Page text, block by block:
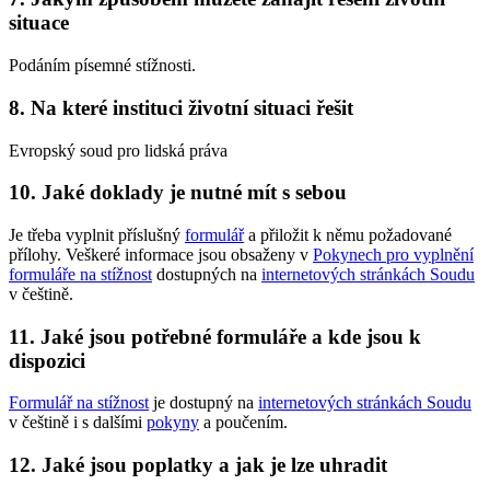
situace
Podáním písemné stížnosti.
8. Na které instituci životní situaci řešit
Evropský soud pro lidská práva
10. Jaké doklady je nutné mít s sebou
Je třeba vyplnit příslušný formulářa přiložit k němu požadované
přílohy. Veškeré informace jsou obsaženy v Pokynech pro vyplnění
formuláře na stížnost dostupných na internetových stránkách Soudu
v češtině.
11. Jaké jsou potřebné formuláře a kde jsou k
dispozici
Formulář na stížnost je dostupný na internetových stránkách Soudu
v češtině i s dalšími pokyny a poučením.
12. Jaké jsou poplatky a jak je lze uhradit